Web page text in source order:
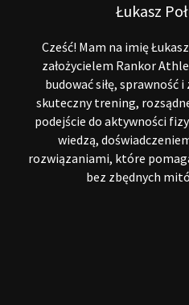
Łukasz
Cześć! Mam na imię
założycielem Rankor
budować siłę, sprawność
skuteczny trening,
podejście do aktywności
wiedzą,
rozwiązaniami, które
bez zbędnych